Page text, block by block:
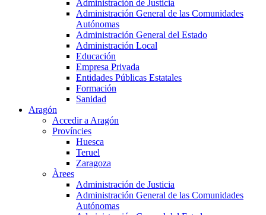
Administración de Justicia
Administración General de las Comunidades
Autónomas
Administración General del Estado
Administración Local
Educación
Empresa Privada
Entidades Públicas Estatales
Formación
Sanidad
Aragón
Accedir a Aragón
Províncies
Huesca
Teruel
Zaragoza
Àrees
Administración de Justicia
Administración General de las Comunidades
Autónomas